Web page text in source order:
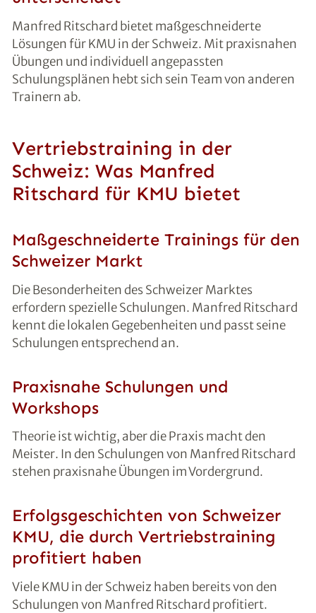
Manfred Ritschard bietet maßgeschneiderte
Lösungen für KMU in der Schweiz. Mit praxisnahen
Übungen und individuell angepassten
Schulungsplänen hebt sich sein Team von anderen
Trainern ab.
Vertriebstraining in der
Schweiz: Was Manfred
Ritschard für KMU bietet
Maßgeschneiderte Trainings für den
Schweizer Markt
Die Besonderheiten des Schweizer Marktes
erfordern spezielle Schulungen. Manfred Ritschard
kennt die lokalen Gegebenheiten und passt seine
Schulungen entsprechend an.
Praxisnahe Schulungen und
Workshops
Theorie ist wichtig, aber die Praxis macht den
Meister. In den Schulungen von Manfred Ritschard
stehen praxisnahe Übungen im Vordergrund.
Erfolgsgeschichten von Schweizer
KMU, die durch Vertriebstraining
profitiert haben
Viele KMU in der Schweiz haben bereits von den
Schulungen von Manfred Ritschard profitiert.